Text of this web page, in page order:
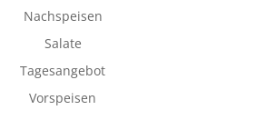
Nachspeisen
Salate
Tagesangebot
Vorspeisen